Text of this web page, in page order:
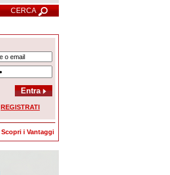
CERCA
REGISTRATI
Scopri i Vantaggi